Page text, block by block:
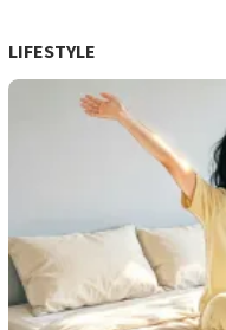
LIFESTYLE